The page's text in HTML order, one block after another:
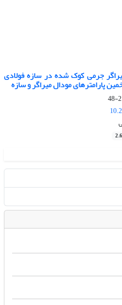
جرمی کوک شده در سازه فولادی
پارامترهای مودال میراگر و سازه